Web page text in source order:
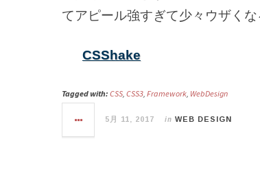
てアピール強すぎて少々ウザくな
CSShake
Tagged with: CSS, CSS3, Framework, WebDesign
5月 11, 2017 in WEB DESIGN